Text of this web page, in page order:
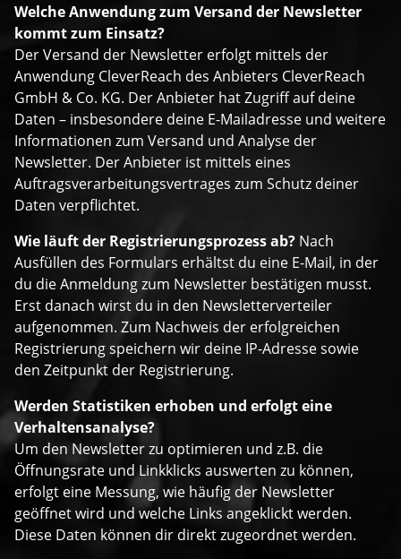
Welche Anwendung zum Versand der Newsletter
kommt zum Einsatz?
Der Versand der Newsletter erfolgt mittels der
Anwendung CleverReach des Anbieters CleverReach
GmbH & Co. KG. Der Anbieter hat Zugriff auf deine
Daten – insbesondere deine E-Mailadresse und weitere
Informationen zum Versand und Analyse der
Newsletter. Der Anbieter ist mittels eines
Auftragsverarbeitungsvertrages zum Schutz deiner
Daten verpflichtet.
Wie läuft der Registrierungsprozess ab? Nach
Ausfüllen des Formulars erhältst du eine E-Mail, in der
du die Anmeldung zum Newsletter bestätigen musst.
Erst danach wirst du in den Newsletterverteiler
aufgenommen. Zum Nachweis der erfolgreichen
Registrierung speichern wir deine IP-Adresse sowie
den Zeitpunkt der Registrierung.
Werden Statistiken erhoben und erfolgt eine
Verhaltensanalyse?
Um den Newsletter zu optimieren und z.B. die
Öffnungsrate und Linkklicks auswerten zu können,
erfolgt eine Messung, wie häufig der Newsletter
geöffnet wird und welche Links angeklickt werden.
Diese Daten können dir direkt zugeordnet werden.